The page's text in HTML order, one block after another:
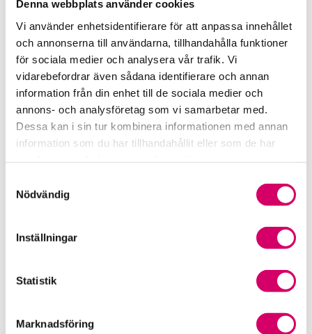
Denna webbplats använder cookies
Vi använder enhetsidentifierare för att anpassa innehållet
och annonserna till användarna, tillhandahålla funktioner
för sociala medier och analysera vår trafik. Vi
vidarebefordrar även sådana identifierare och annan
information från din enhet till de sociala medier och
annons- och analysföretag som vi samarbetar med.
Dessa kan i sin tur kombinera informationen med annan
information som du har tillhandahållit eller som de har
Nödvändig
Inställningar
Statistik
Marknadsföring
Srf Uttalanden och vägledningar
Viktiga dagar till din kalender
Kalendarium
Viktiga branschfrågor
Validera lönekurser – för utbildningsleverantörer